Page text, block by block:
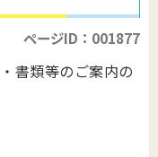
ページID：001877
書類等のご案内の